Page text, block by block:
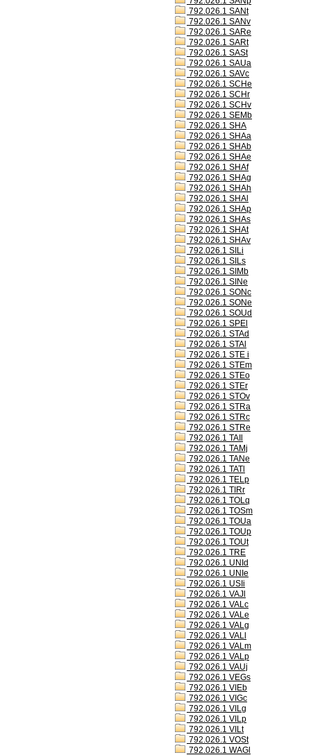
792.026.1 SANt
792.026.1 SANv
792.026.1 SARe
792.026.1 SARt
792.026.1 SASt
792.026.1 SAUa
792.026.1 SAVc
792.026.1 SCHe
792.026.1 SCHr
792.026.1 SCHv
792.026.1 SEMb
792.026.1 SHA
792.026.1 SHAa
792.026.1 SHAb
792.026.1 SHAe
792.026.1 SHAf
792.026.1 SHAg
792.026.1 SHAh
792.026.1 SHAl
792.026.1 SHAp
792.026.1 SHAs
792.026.1 SHAt
792.026.1 SHAv
792.026.1 SILi
792.026.1 SILs
792.026.1 SIMb
792.026.1 SINe
792.026.1 SONc
792.026.1 SONe
792.026.1 SOUd
792.026.1 SPEl
792.026.1 STAd
792.026.1 STAl
792.026.1 STE i
792.026.1 STEm
792.026.1 STEo
792.026.1 STEr
792.026.1 STOv
792.026.1 STRa
792.026.1 STRc
792.026.1 STRe
792.026.1 TAIl
792.026.1 TAMj
792.026.1 TANe
792.026.1 TATl
792.026.1 TELp
792.026.1 TIRr
792.026.1 TOLq
792.026.1 TOSm
792.026.1 TOUa
792.026.1 TOUp
792.026.1 TOUt
792.026.1 TRE
792.026.1 UNId
792.026.1 UNIe
792.026.1 USIi
792.026.1 VAJl
792.026.1 VALc
792.026.1 VALe
792.026.1 VALg
792.026.1 VALl
792.026.1 VALm
792.026.1 VALp
792.026.1 VAUj
792.026.1 VEGs
792.026.1 VIEb
792.026.1 VIGc
792.026.1 VILg
792.026.1 VILp
792.026.1 VILt
792.026.1 VOSt
792.026.1 WAGl